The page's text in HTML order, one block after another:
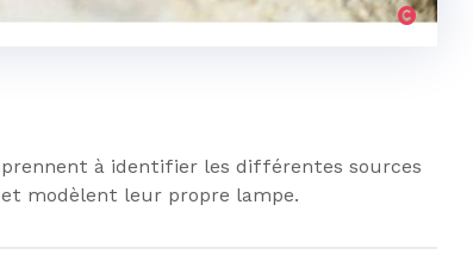
à identifier les différentes sources
modèlent leur propre lampe.